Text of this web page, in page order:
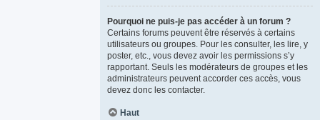
Pourquoi ne puis-je pas accéder à un forum ?
Certains forums peuvent être réservés à certains
utilisateurs ou groupes. Pour les consulter, les lire, y
poster, etc., vous devez avoir les permissions s’y
rapportant. Seuls les modérateurs de groupes et les
administrateurs peuvent accorder ces accès, vous
devez donc les contacter.
Haut